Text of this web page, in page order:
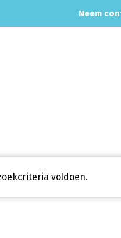
Neem
voldoen.